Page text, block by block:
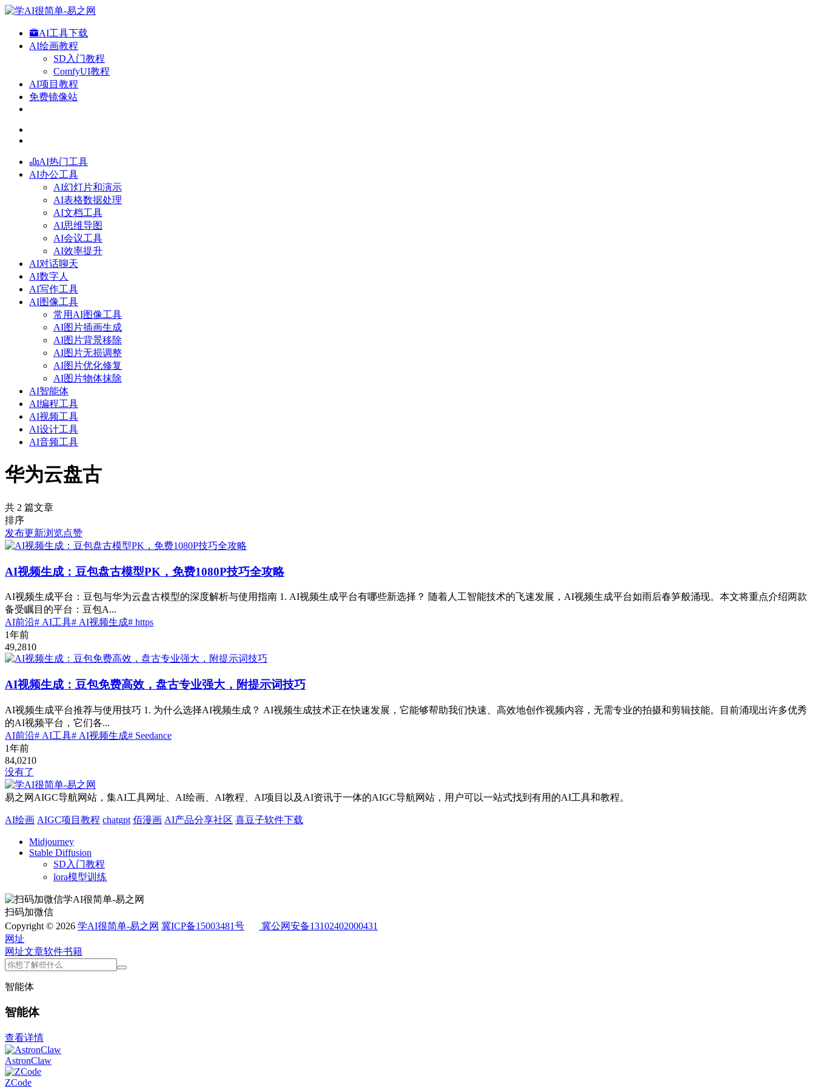
AI工具下载
AI绘画教程
SD入门教程
ComfyUI教程
AI项目教程
免费镜像站
AI热门工具
AI办公工具
AI幻灯片和演示
AI表格数据处理
AI文档工具
AI思维导图
AI会议工具
AI效率提升
AI对话聊天
AI数字人
AI写作工具
AI图像工具
常用AI图像工具
AI图片插画生成
AI图片背景移除
AI图片无损调整
AI图片优化修复
AI图片物体抹除
AI智能体
AI编程工具
AI视频工具
AI设计工具
AI音频工具
华为云盘古
共 2 篇文章
排序
发布更新浏览点赞
AI视频生成：豆包盘古模型PK，免费1080P技巧全攻略
AI视频生成平台：豆包与华为云盘古模型的深度解析与使用指南 1. AI视频生成平台有哪些新选择？ 随着人工智能技术的飞速发展，AI视频生成平台如雨后春笋般涌现。本文将重点介绍两款
备受瞩目的平台：豆包A...
AI前沿# AI工具# AI视频生成# https
1年前
49,2810
AI视频生成：豆包免费高效，盘古专业强大，附提示词技巧
AI视频生成平台推荐与使用技巧 1. 为什么选择AI视频生成？ AI视频生成技术正在快速发展，它能够帮助我们快速、高效地创作视频内容，无需专业的拍摄和剪辑技能。目前涌现出许多优秀
的AI视频平台，它们各...
AI前沿# AI工具# AI视频生成# Seedance
1年前
84,0210
没有了
易之网AIGC导航网站，集AI工具网址、AI绘画、AI教程、AI项目以及AI资讯于一体的AIGC导航网站，用户可以一站式找到有用的AI工具和教程。
AI绘画 AIGC项目教程 chatgpt 佰漫画 AI产品分享社区 喜豆子软件下载
Midjourney
Stable Diffusion
SD入门教程
lora模型训练
扫码加微信
Copyright © 2026 学AI很简单-易之网 冀ICP备15003481号
冀公网安备13102402000431
网址
网址文章软件书籍
智能体
智能体
查看详情
AstronClaw
ZCode